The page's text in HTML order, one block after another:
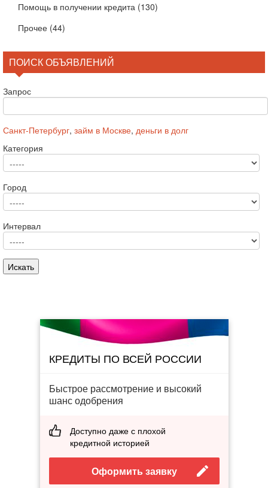
Помощь в получении кредита (130)
Прочее (44)
ПОИСК ОБЪЯВЛЕНИЙ
Запрос
Санкт-Петербург, займ в Москве, деньги в долг
Категория
Город
Интервал
КРЕДИТЫ ПО ВСЕЙ РОССИИ
Быстрое рассмотрение и высокий
шанс одобрения
Доступно даже с плохой
кредитной историей
Оформить заявку